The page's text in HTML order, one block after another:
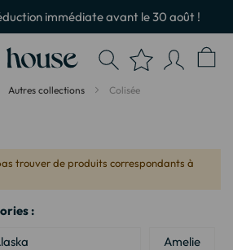
immédiate avant le 30 août !
Autres collections Colisée
trouver de produits correspondants à
:
Amelie